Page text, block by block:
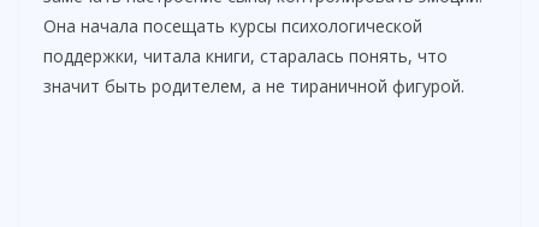
Она начала посещать курсы психологической
поддержки, читала книги, старалась понять, что
значит быть родителем, а не тираничной фигурой.